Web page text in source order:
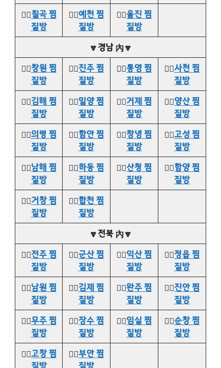
👉🏻칠곡 찜
질방
👉🏻예천 찜
질방
👉🏻울진 찜
질방
🔽경남 內🔽
👉🏻창원 찜
질방
👉🏻진주 찜
질방
👉🏻통영 찜
질방
👉🏻사천 찜
질방
👉🏻김해 찜
질방
👉🏻밀양 찜
질방
👉🏻거제 찜
질방
👉🏻양산 찜
질방
👉🏻의령 찜
질방
👉🏻함안 찜
질방
👉🏻창녕 찜
질방
👉🏻고성 찜
질방
👉🏻남해 찜
질방
👉🏻하동 찜
질방
👉🏻산청 찜
질방
👉🏻함양 찜
질방
👉🏻거창 찜
질방
👉🏻합천 찜
질방
🔽전북 內🔽
👉🏻전주 찜
질방
👉🏻군산 찜
질방
👉🏻익산 찜
질방
👉🏻정읍 찜
질방
👉🏻남원 찜
질방
👉🏻김제 찜
질방
👉🏻완주 찜
질방
👉🏻진안 찜
질방
👉🏻무주 찜
질방
👉🏻장수 찜
질방
👉🏻임실 찜
질방
👉🏻순창 찜
질방
👉🏻고창 찜
👉🏻부안 찜